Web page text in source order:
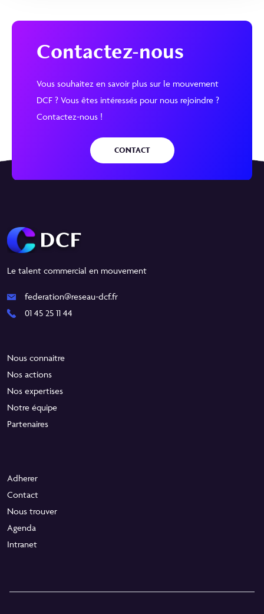
Contactez-nous
Vous souhaitez en savoir plus sur le mouvement
DCF ? Vous êtes intéressés pour nous rejoindre ?
Contactez-nous !
CONTACT
Le talent commercial en mouvement
federation@reseau-dcf.fr
01 45 25 11 44
Nous connaitre
Nos actions
Nos expertises
Notre équipe
Partenaires
Adherer
Contact
Nous trouver
Agenda
Intranet